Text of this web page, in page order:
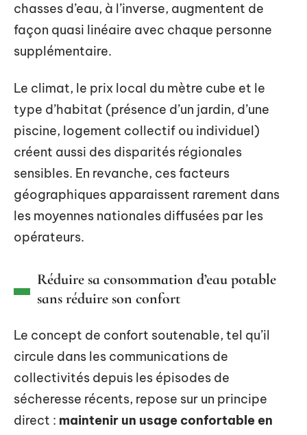
chasses d’eau, à l’inverse, augmentent de
façon quasi linéaire avec chaque personne
supplémentaire.
Le climat, le prix local du mètre cube et le
type d’habitat (présence d’un jardin, d’une
piscine, logement collectif ou individuel)
créent aussi des disparités régionales
sensibles. En revanche, ces facteurs
géographiques apparaissent rarement dans
les moyennes nationales diffusées par les
opérateurs.
Réduire sa consommation d’eau potable
sans réduire son confort
Le concept de confort soutenable, tel qu’il
circule dans les communications de
collectivités depuis les épisodes de
sécheresse récents, repose sur un principe
direct : maintenir un usage confortable en